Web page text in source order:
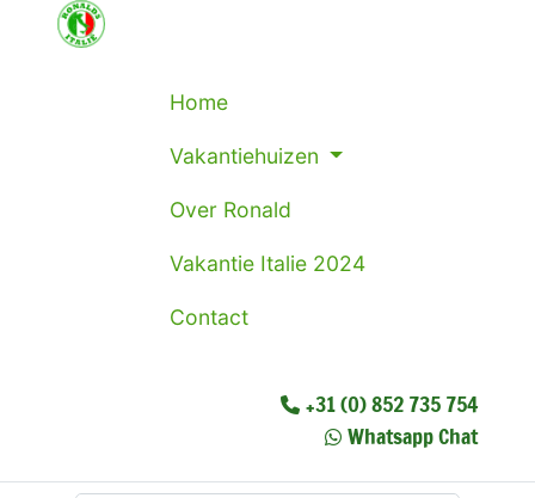
Home
Vakantiehuizen
Over Ronald
Vakantie Italie 2024
Contact
+31 (0) 852 735 754
Whatsapp Chat